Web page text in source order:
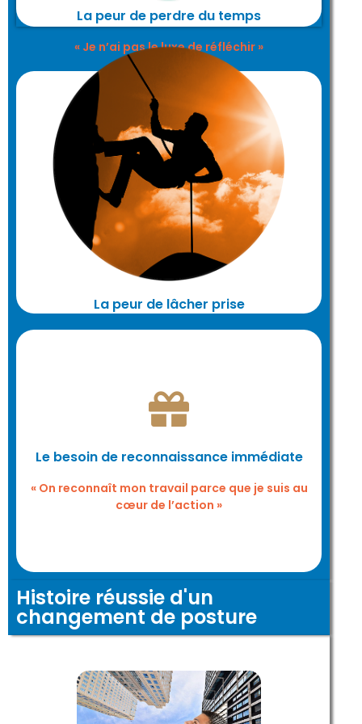
La peur de perdre du temps
« Je n’ai pas le luxe de réfléchir »
La peur de lâcher prise
En réalité, en développant votre influence
plutôt que votre contrôle, vous
construisez des bases plus solides, plus
résilientes.
Le besoin de reconnaissance immédiate
« On reconnaît mon travail parce que je suis au
cœur de l’action »
reconnaissance : celle qui vient parce que
Histoire réussie d'un
changement de posture
Sa mission ? Renforcer les pratiques de
données sensibles. D'abord, il a voulu
piloter seul, méthodiquement,